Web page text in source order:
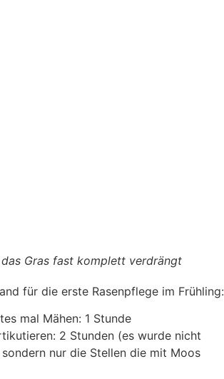
Gras fast komplett verdrängt
für die erste Rasenpflege im Frühling:
mal Mähen: 1 Stunde
2 Stunden (es wurde nicht
nur die Stellen die mit Moos